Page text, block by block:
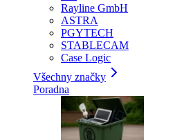
Rayline GmbH
ASTRA
PGYTECH
STABLECAM
Case Logic
Všechny značky
Poradna